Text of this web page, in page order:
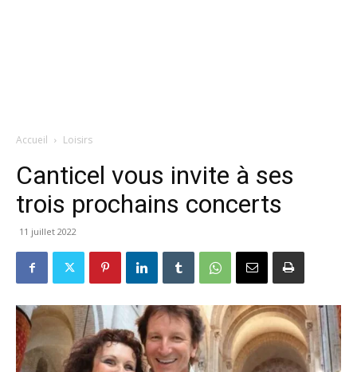
Accueil Loisirs
Canticel vous invite à ses
trois prochains concerts
11 juillet 2022